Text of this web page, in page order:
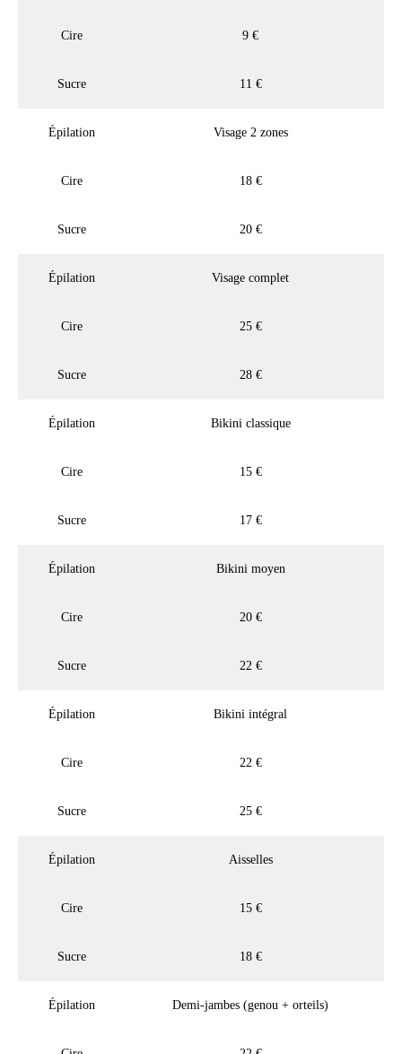
Cire 9 €
Sucre 11 €
Épilation Visage 2 zones
Cire 18 €
Sucre 20 €
Épilation Visage complet
Cire 25 €
Sucre 28 €
Épilation Bikini classique
Cire 15 €
Sucre 17 €
Épilation Bikini moyen
Cire 20 €
Sucre 22 €
Épilation Bikini intégral
Cire 22 €
Sucre 25 €
Épilation Aisselles
Cire 15 €
Sucre 18 €
Épilation Demi-jambes (genou + orteils)